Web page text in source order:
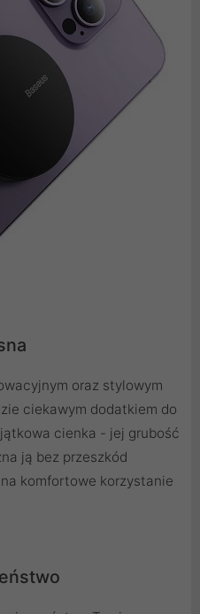
oraz stylowym
ciekawym dodatkiem do
cienka - jej grubość
ją bez przeszkód
komfortowe korzystanie